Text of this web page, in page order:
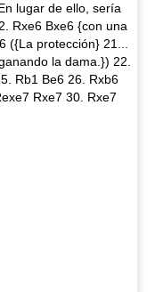
lugar de ello, sería
Rxe6 Bxe6 {con una
({La protección} 21...
la dama.}) 22.
Rb1 Be6 26. Rxb6
Rxe7 30. Rxe7